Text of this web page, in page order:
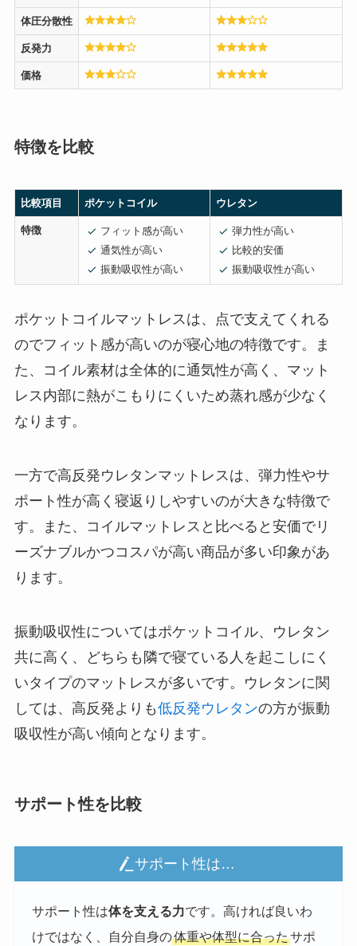
体圧分散性
反発力
価格
特徴を比較
比較項目 ポケットコイル ウレタン
特徴
フィット感が高い
通気性が高い
振動吸収性が高い
弾力性が高い
比較的安価
振動吸収性が高い
ポケットコイルマットレスは、点で支えてくれる
のでフィット感が高いのが寝心地の特徴です。ま
た、コイル素材は全体的に通気性が高く、マット
レス内部に熱がこもりにくいため蒸れ感が少なく
なります。
一方で高反発ウレタンマットレスは、弾力性やサ
ポート性が高く寝返りしやすいのが大きな特徴で
す。また、コイルマットレスと比べると安価でリ
ーズナブルかつコスパが高い商品が多い印象があ
ります。
振動吸収性についてはポケットコイル、ウレタン
共に高く、どちらも隣で寝ている人を起こしにく
いタイプのマットレスが多いです。ウレタンに関
しては、高反発よりも低反発ウレタンの方が振動
吸収性が高い傾向となります。
サポート性を比較
サポート性は…
サポート性は体を支える力です。高ければ良いわ
けではなく、自分自身の体重や体型に合ったサポ